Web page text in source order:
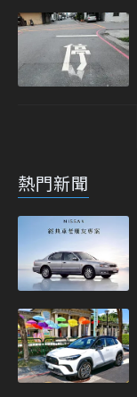
熱門新聞